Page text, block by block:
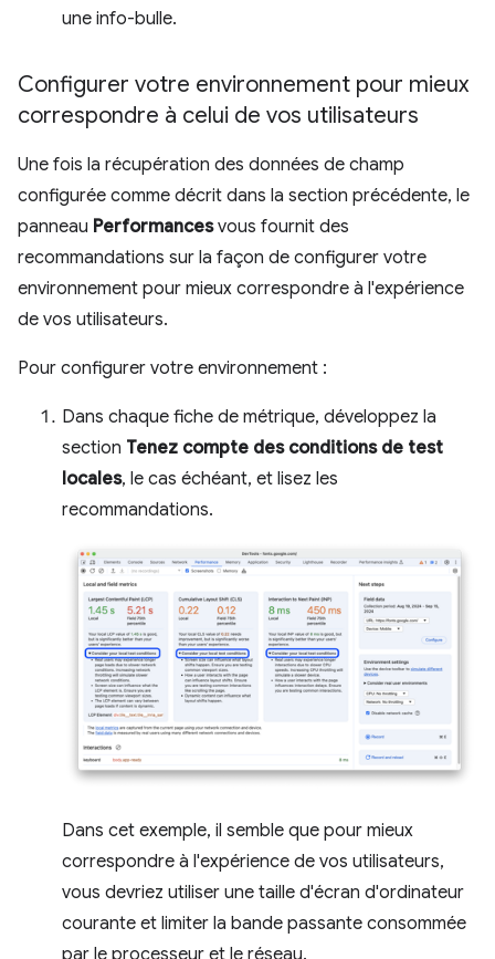
une info-bulle.
Configurer votre environnement pour mieux
correspondre à celui de vos utilisateurs
Une fois la récupération des données de champ
configurée comme décrit dans la section précédente, le
panneau Performancesvous fournit des
recommandations sur la façon de configurer votre
environnement pour mieux correspondre à l'expérience
de vos utilisateurs.
Pour configurer votre environnement :
Dans chaque fiche de métrique, développez la
section Tenez compte des conditions de test
locales, le cas échéant, et lisez les
recommandations.
Dans cet exemple, il semble que pour mieux
correspondre à l'expérience de vos utilisateurs,
vous devriez utiliser une taille d'écran d'ordinateur
courante et limiter la bande passante consommée
par le processeur et le réseau.